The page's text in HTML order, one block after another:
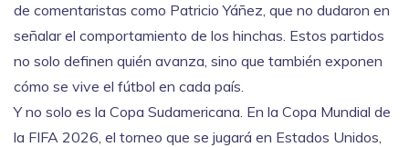
de comentaristas como Patricio Yáñez, que no dudaron en
señalar el comportamiento de los hinchas. Estos partidos
no solo definen quién avanza, sino que también exponen
cómo se vive el fútbol en cada país.
Y no solo es la Copa Sudamericana. En la Copa Mundial de
la FIFA 2026, el torneo que se jugará en Estados Unidos,